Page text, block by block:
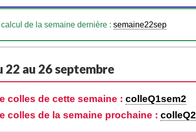
de la semaine dernière : semaine22sep
22 au 26 septembre
colles de cette semaine : colleQ1sem2
colles de la semaine prochaine : colleQ2